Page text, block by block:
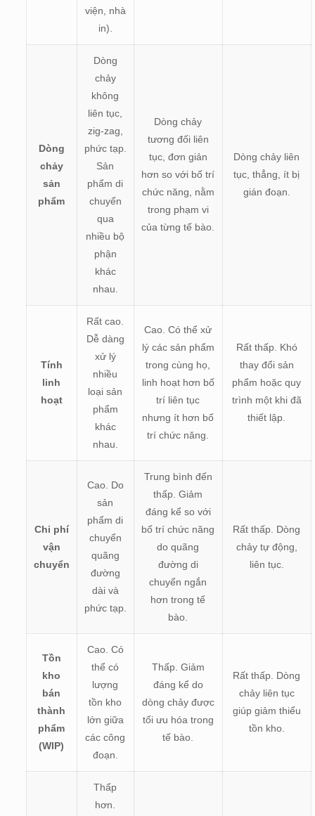
viện, nhà
in).
Dòng
chảy
sản
phẩm
Dòng
chảy
không
liên tục,
zig-zag,
phức tạp.
Sản
phẩm di
chuyển
qua
nhiều bộ
phận
khác
nhau.
Dòng chảy
tương đối liên
tục, đơn giản
hơn so với bố trí
chức năng, nằm
trong phạm vi
của từng tế bào.
Dòng chảy liên
tục, thẳng, ít bị
gián đoạn.
Tính
linh
hoạt
Rất cao.
Dễ dàng
xử lý
nhiều
loại sản
phẩm
khác
nhau.
Cao. Có thể xử
lý các sản phẩm
trong cùng họ,
linh hoạt hơn bố
trí liên tục
nhưng ít hơn bố
trí chức năng.
Rất thấp. Khó
thay đổi sản
phẩm hoặc quy
trình một khi đã
thiết lập.
Chi phí
vận
chuyển
Cao. Do
sản
phẩm di
chuyển
quãng
đường
dài và
phức tạp.
Trung bình đến
thấp. Giảm
đáng kể so với
bố trí chức năng
do quãng
đường di
chuyển ngắn
hơn trong tế
bào.
Rất thấp. Dòng
chảy tự động,
liên tục.
Tồn
kho
bán
thành
phẩm
(WIP)
Cao. Có
thể có
lượng
tồn kho
lớn giữa
các công
đoạn.
Thấp. Giảm
đáng kể do
dòng chảy được
tối ưu hóa trong
tế bào.
Rất thấp. Dòng
chảy liên tục
giúp giảm thiểu
tồn kho.
Thấp
hơn.